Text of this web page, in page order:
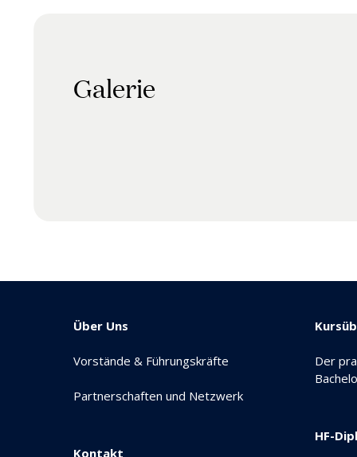
Galerie
Über Uns
Vorstände & Führungskräfte
Partnerschaften und Netzwerk
Kontakt
Der
HF-